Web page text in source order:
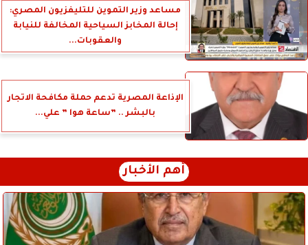
مساعد وزير التموين للتليفزيون المصري:
إحالة المخابز السياحية المخالفة للنيابة
والعقوبات...
الإذاعة المصرية تدعم حملة مكافحة الاتجار
بالبشر .. ”ساعة هوا ” علي...
أهم الأخبار